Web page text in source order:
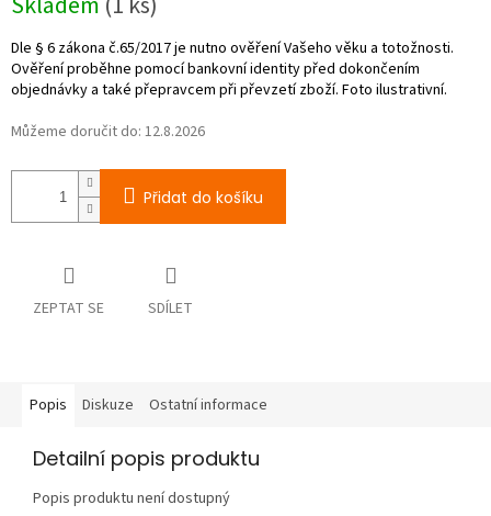
cena:
Můžeme doručit do: 12.8.2026
Přidat do košíku
ZEPTAT SE SDÍLET
Popis Diskuze Ostatní informace
Detailní popis produktu
Popis produktu není dostupný